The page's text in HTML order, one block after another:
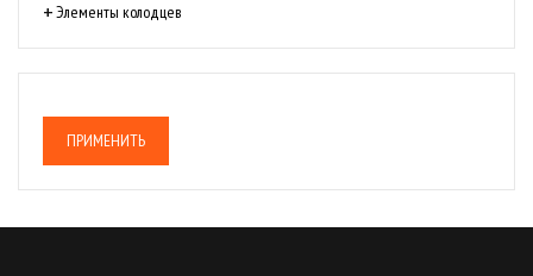
Элементы колодцев
ПРИМЕНИТЬ